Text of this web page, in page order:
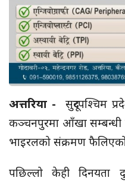
अत्तरिया -
सुदूरपश्चिम
कञ्चनपुरमा आँखा सम्बन्धी
भाइरलको संक्रमण
पछिल्लो केही दिनयता